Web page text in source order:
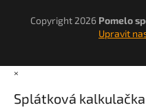
Copyright 2026 Pomelo
Upravit
×
Splátková kalkulačka